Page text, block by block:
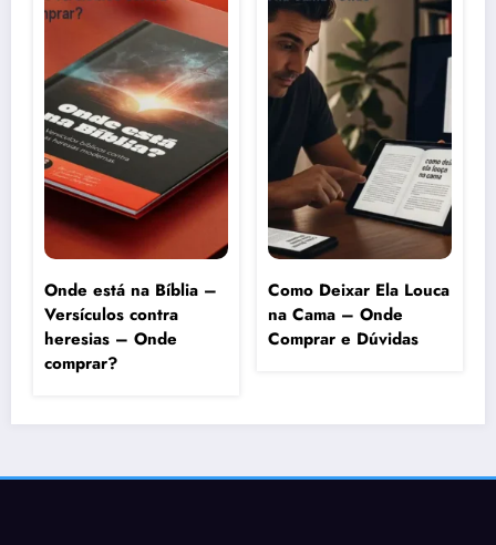
Onde está na Bíblia –
Versículos contra
heresias – Onde
comprar?
Como Deixar Ela Louca
na Cama – Onde
Comprar e Dúvidas